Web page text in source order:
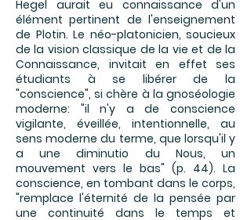
Hegel aurait eu connaissance d'un
élément pertinent de l'enseignement
de Plotin. Le néo-platonicien, soucieux
de la vision classique de la vie et de la
Connaissance, invitait en effet ses
étudiants à se libérer de la
"conscience", si chère à la gnoséologie
moderne: "il n'y a de conscience
vigilante, éveillée, intentionnelle, au
sens moderne du terme, que lorsqu'il y
a une diminutio du Nous, un
mouvement vers le bas" (p. 44). La
conscience, en tombant dans le corps,
"remplace l'éternité de la pensée par
une continuité dans le temps et